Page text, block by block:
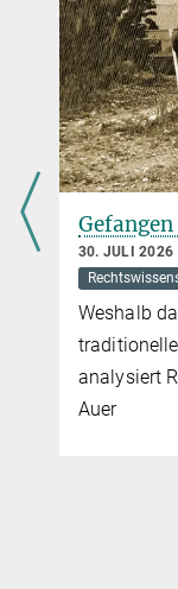
30. JULI 2026
Weshalb
analysiert
Auer